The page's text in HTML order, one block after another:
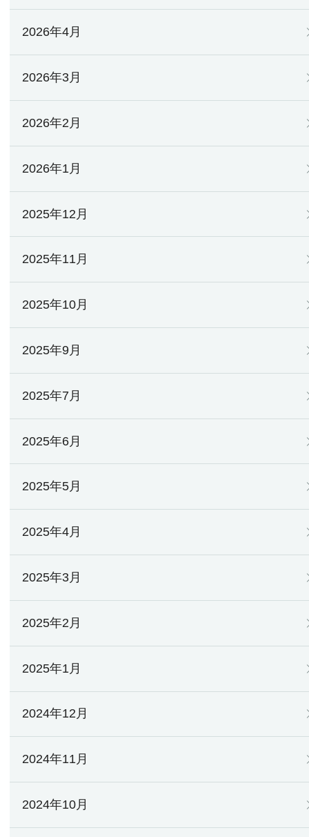
2026年4月
2026年3月
2026年2月
2026年1月
2025年12月
2025年11月
2025年10月
2025年9月
2025年7月
2025年6月
2025年5月
2025年4月
2025年3月
2025年2月
2025年1月
2024年12月
2024年11月
2024年10月